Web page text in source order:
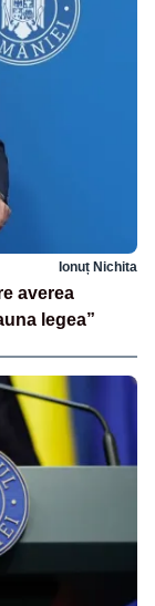
Ionuț Nichita
averea
legea”